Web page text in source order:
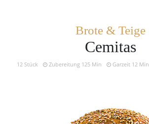
Brote & Teige
Cemitas
12 Stück Zubereitung 125 Min Garzeit 12 Min